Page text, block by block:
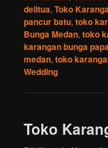
delitua,Toko
pancur batu,toko
Bunga Medan,toko
karangan bunga
medan,toko
Wedding
Toko